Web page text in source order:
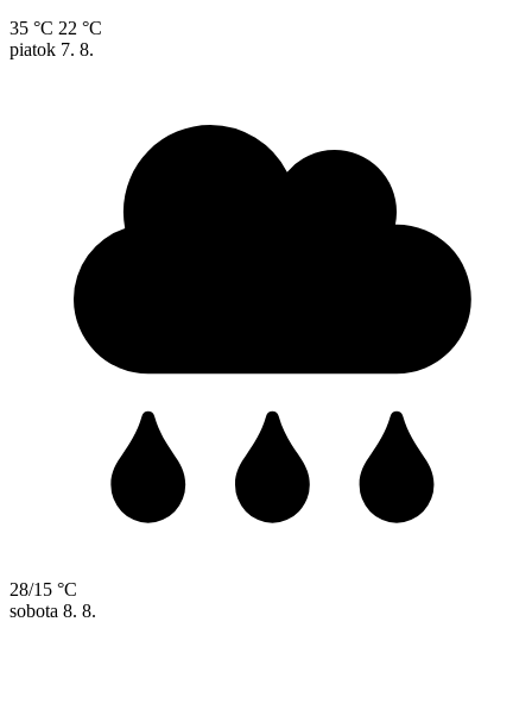
35 °C 22 °C
piatok 7. 8.
28/15 °C
sobota 8. 8.